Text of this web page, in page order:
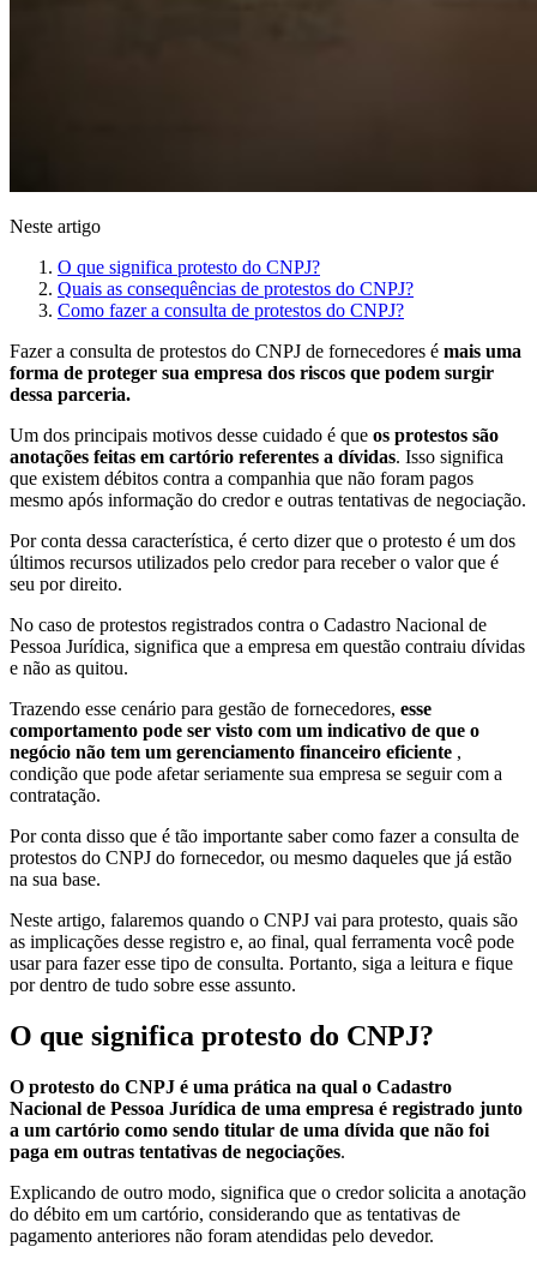
Neste artigo
O que significa protesto do CNPJ?
Quais as consequências de protestos do CNPJ?
Como fazer a consulta de protestos do CNPJ?
Fazer a consulta de protestos do CNPJ de fornecedores é mais uma
forma de proteger sua empresa dos riscos que podem surgir
dessa parceria.
Um dos principais motivos desse cuidado é que os protestos são
anotações feitas em cartório referentes a dívidas. Isso significa
que existem débitos contra a companhia que não foram pagos
mesmo após informação do credor e outras tentativas de negociação.
Por conta dessa característica, é certo dizer que o protesto é um dos
últimos recursos utilizados pelo credor para receber o valor que é
seu por direito.
No caso de protestos registrados contra o Cadastro Nacional de
Pessoa Jurídica, significa que a empresa em questão contraiu dívidas
e não as quitou.
Trazendo esse cenário para gestão de fornecedores, esse
comportamento pode ser visto com um indicativo de que o
negócio não tem um gerenciamento financeiro eficiente ,
condição que pode afetar seriamente sua empresa se seguir com a
contratação.
Por conta disso que é tão importante saber como fazer a consulta de
protestos do CNPJ do fornecedor, ou mesmo daqueles que já estão
na sua base.
Neste artigo, falaremos quando o CNPJ vai para protesto, quais são
as implicações desse registro e, ao final, qual ferramenta você pode
usar para fazer esse tipo de consulta. Portanto, siga a leitura e fique
por dentro de tudo sobre esse assunto.
O que significa protesto do CNPJ?
O protesto do CNPJ é uma prática na qual o Cadastro
Nacional de Pessoa Jurídica de uma empresa é registrado junto
a um cartório como sendo titular de uma dívida que não foi
paga em outras tentativas de negociações.
Explicando de outro modo, significa que o credor solicita a anotação
do débito em um cartório, considerando que as tentativas de
pagamento anteriores não foram atendidas pelo devedor.